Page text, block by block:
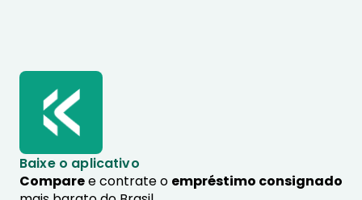
Baixe o aplicativo
Comparee contrate o empréstimo consignado